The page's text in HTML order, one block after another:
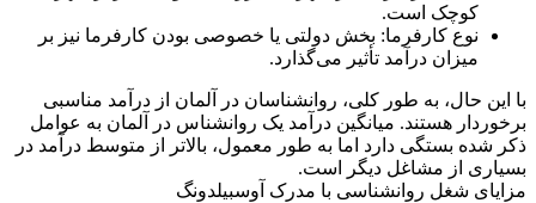
کوچک است.
نوع کارفرما: بخش دولتی یا خصوصی بودن کارفرما نیز بر
میزان درآمد تأثیر می‌گذارد.
با این حال، به طور کلی، روانشناسان در آلمان از درآمد مناسبی
برخوردار هستند. میانگین درآمد یک روانشناس در آلمان به عوامل
ذکر شده بستگی دارد اما به طور معمول، بالاتر از متوسط درآمد در
بسیاری از مشاغل دیگر است.
مزایای شغل روانشناسی با مدرک آوسبیلدونگ